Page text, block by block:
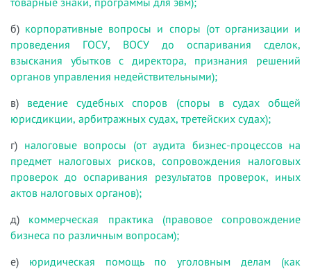
б) корпоративные вопросы и споры (от организации и
проведения ГОСУ, ВОСУ до оспаривания сделок,
взыскания убытков с директора, признания решений
органов управления недействительными);
в) ведение судебных споров (споры в судах общей
юрисдикции, арбитражных судах, третейских судах);
г) налоговые вопросы (от аудита бизнес-процессов на
предмет налоговых рисков, сопровождения налоговых
проверок до оспаривания результатов проверок, иных
актов налоговых органов);
д) коммерческая практика (правовое сопровождение
бизнеса по различным вопросам);
е) юридическая помощь по уголовным делам (как